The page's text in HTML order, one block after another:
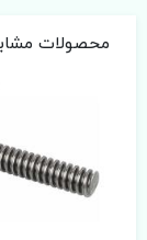
محصولات